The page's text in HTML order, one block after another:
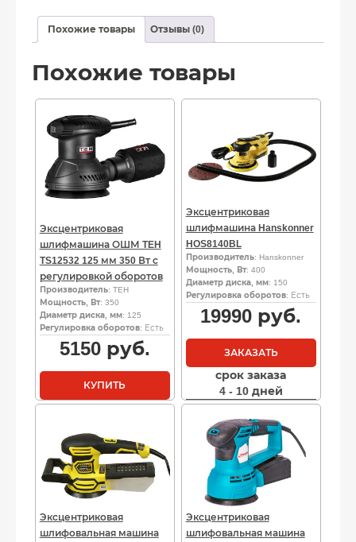
Похожие товары Отзывы (0)
Похожие товары
Эксцентриковая
шлифмашина ОШМ TEH
TS12532 125 мм 350 Вт с
регулировкой оборотов
Производитель: TEH
Мощность, Вт: 350
Диаметр диска, мм: 125
Регулировка оборотов: Есть
5150руб.
КУПИТЬ
Эксцентриковая
шлифмашина Hanskonner
HOS8140BL
Производитель: Hanskonner
Мощность, Вт: 400
Диаметр диска, мм: 150
Регулировка оборотов: Есть
19990 руб.
ЗАКАЗАТЬ
срок заказа
4 - 10 дней
Эксцентриковая
шлифовальная машина
Эксцентриковая
шлифовальная машина